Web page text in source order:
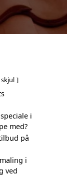
skjul
i
med?
på
i
ved